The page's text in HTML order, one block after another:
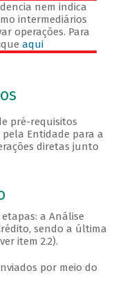
nem indica
intermediários
operações. Para
aqui
pré-requisitos
Entidade para a
diretas junto
a Análise
sendo a última
item 2.2).
por meio do